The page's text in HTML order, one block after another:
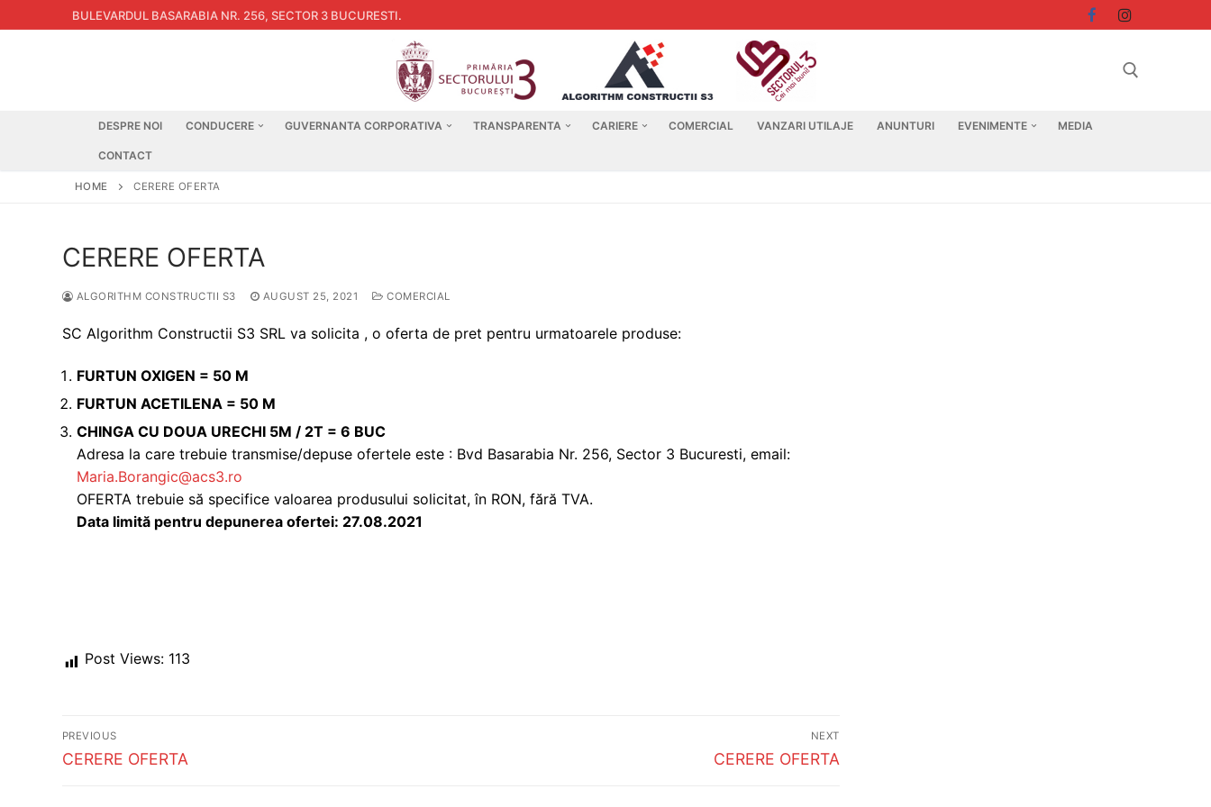
to
BULEVARDUL BASARABIA NR. 256, SECTOR 3 BUCURESTI.
DESPRE NOI CONDUCERE GUVERNANTA CORPORATIVA TRANSPARENTA CARIERE COMERCIAL VANZARI UTILAJE ANUNTURI EVENIMENTE MEDIA
CONTACT
HOME CERERE OFERTA
CERERE OFERTA
ALGORITHM CONSTRUCTII S3 AUGUST 25, 2021 COMERCIAL
SC Algorithm Constructii S3 SRL va solicita , o oferta de pret pentru urmatoarele produse:
FURTUN OXIGEN = 50 M
FURTUN ACETILENA = 50 M
CHINGA CU DOUA URECHI 5M / 2T = 6 BUC
Adresa la care trebuie transmise/depuse ofertele este : Bvd Basarabia Nr. 256, Sector 3 Bucuresti, email:
Maria.Borangic@acs3.ro
OFERTA trebuie să specifice valoarea produsului solicitat, în RON, fără TVA.
Data limită pentru depunerea ofertei: 27.08.2021
Post Views: 113
Post
navigation
PREVIOUS
Previous
CERERE OFERTA
NEXT
Next
CERERE OFERTA